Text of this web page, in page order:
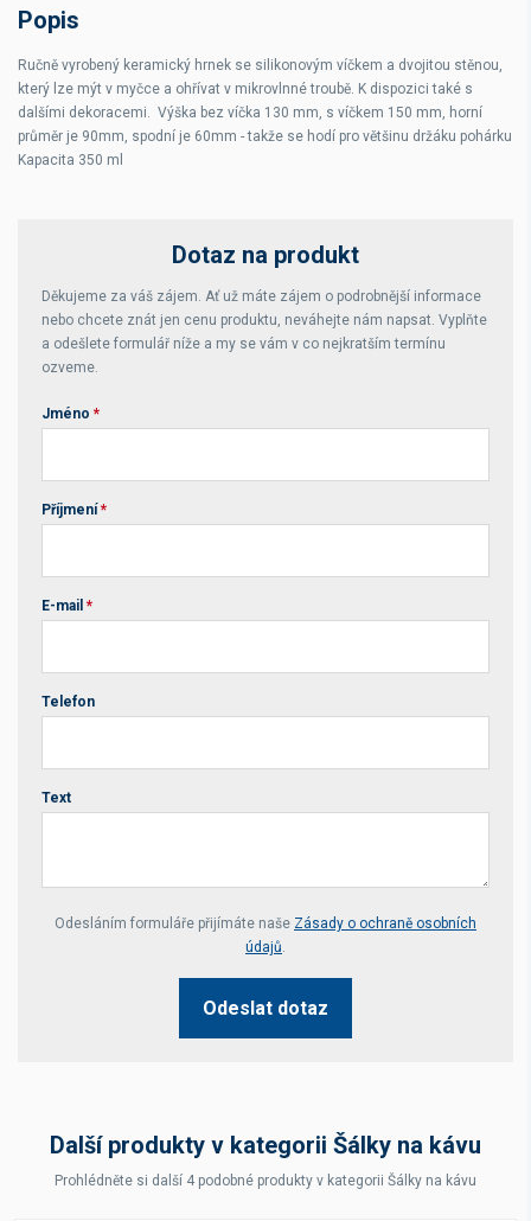
Popis
Ručně vyrobený keramický hrnek se silikonovým víčkem a dvojitou stěnou,
který lze mýt v myčce a ohřívat v mikrovlnné troubě. K dispozici také s
dalšími dekoracemi. Výška bez víčka 130 mm, s víčkem 150 mm, horní
průměr je 90mm, spodní je 60mm - takže se hodí pro většinu držáku pohárku
Kapacita 350 ml
Dotaz na produkt
Děkujeme za váš zájem. Ať už máte zájem o podrobnější informace
nebo chcete znát jen cenu produktu, neváhejte nám napsat. Vyplňte
a odešlete formulář níže a my se vám v co nejkratším termínu
ozveme.
Jméno *
Příjmení *
E-mail *
Telefon
Text
Your website *
Odesláním formuláře přijímáte naše Zásady o ochraně osobních
údajů.
Odeslat dotaz
Další produkty v kategorii Šálky na kávu
Prohlédněte si další 4 podobné produkty v kategorii Šálky na kávu